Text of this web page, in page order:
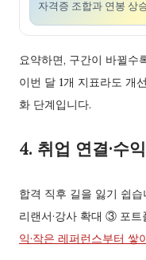
자격증 조합과 연봉 상
요약하면, 구간이 바뀔수
이번 달 1개 지표라도 개
화 단계입니다.
4. 취업 연결·수
합격 직후 길을 잃기 쉽
리랜서·강사 확대 ③ 포
익·작은 레퍼런스부터 쌓